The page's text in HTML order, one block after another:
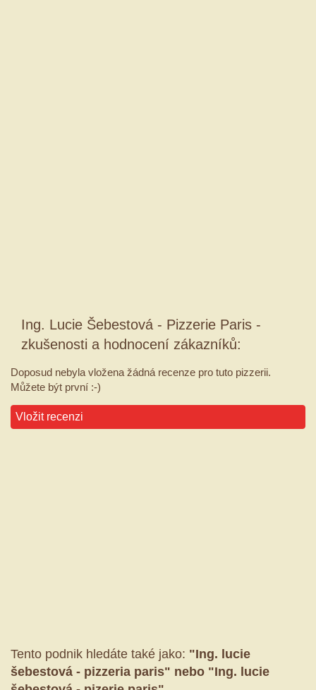
Ing. Lucie Šebestová - Pizzerie Paris -
zkušenosti a hodnocení zákazníků:
Doposud nebyla vložena žádná recenze pro tuto pizzerii.
Můžete být první :-)
Vložit recenzi
Tento podnik hledáte také jako: "Ing. lucie
šebestová - pizzeria paris" nebo "Ing. lucie